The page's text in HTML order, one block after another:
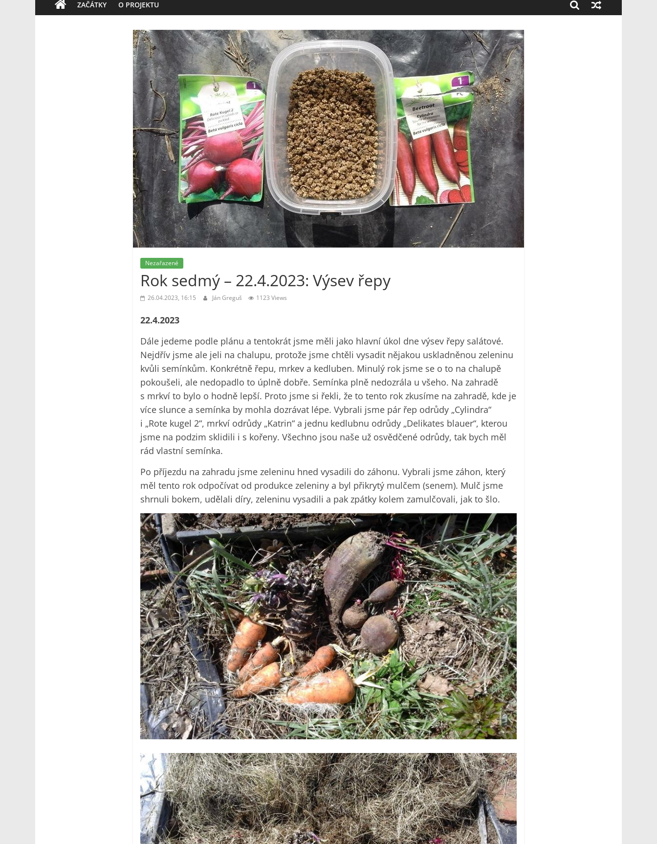
ZAČÁTKY O PROJEKTU
Nezařazené
Rok sedmý – 22.4.2023: Výsev řepy
26.04.2023, 16:15 Ján Greguš 1123 Views
22.4.2023
Dále jedeme podle plánu a tentokrát jsme měli jako hlavní úkol dne výsev řepy salátové.
Nejdřív jsme ale jeli na chalupu, protože jsme chtěli vysadit nějakou uskladněnou zeleninu
kvůli semínkům. Konkrétně řepu, mrkev a kedluben. Minulý rok jsme se o to na chalupě
pokoušeli, ale nedopadlo to úplně dobře. Semínka plně nedozrála u všeho. Na zahradě
s mrkví to bylo o hodně lepší. Proto jsme si řekli, že to tento rok zkusíme na zahradě, kde je
více slunce a semínka by mohla dozrávat lépe. Vybrali jsme pár řep odrůdy „Cylindra“
i „Rote kugel 2“, mrkví odrůdy „Katrin“ a jednu kedlubnu odrůdy „Delikates blauer“, kterou
jsme na podzim sklidili i s kořeny. Všechno jsou naše už osvědčené odrůdy, tak bych měl
rád vlastní semínka.
Po příjezdu na zahradu jsme zeleninu hned vysadili do záhonu. Vybrali jsme záhon, který
měl tento rok odpočívat od produkce zeleniny a byl přikrytý mulčem (senem). Mulč jsme
shrnuli bokem, udělali díry, zeleninu vysadili a pak zpátky kolem zamulčovali, jak to šlo.